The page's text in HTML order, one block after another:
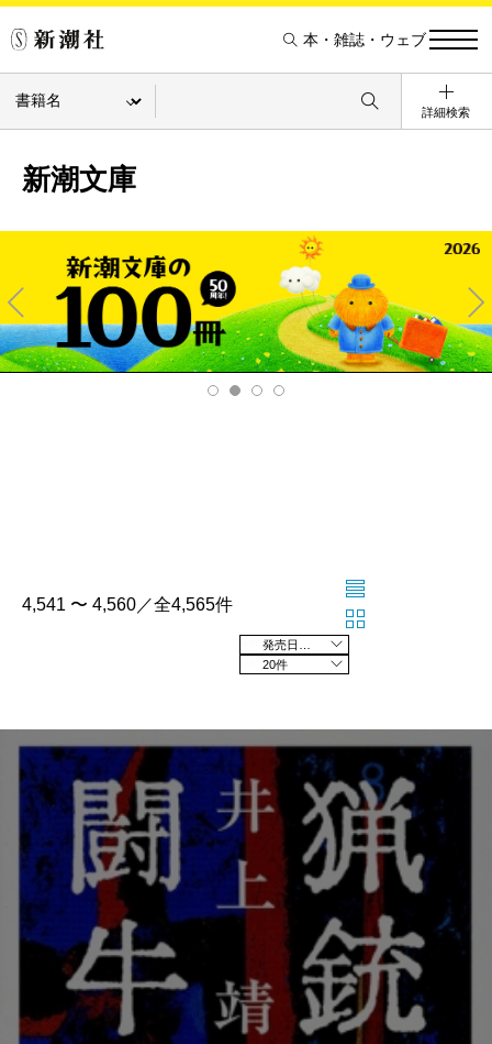
本・雑誌・ウェブ
詳細検索
新潮文庫
Pre
v
Ne
xt
4,541 〜 4,560／全4,565件
20件